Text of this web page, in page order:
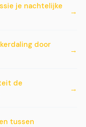
je nachtelijke
door
de
tussen